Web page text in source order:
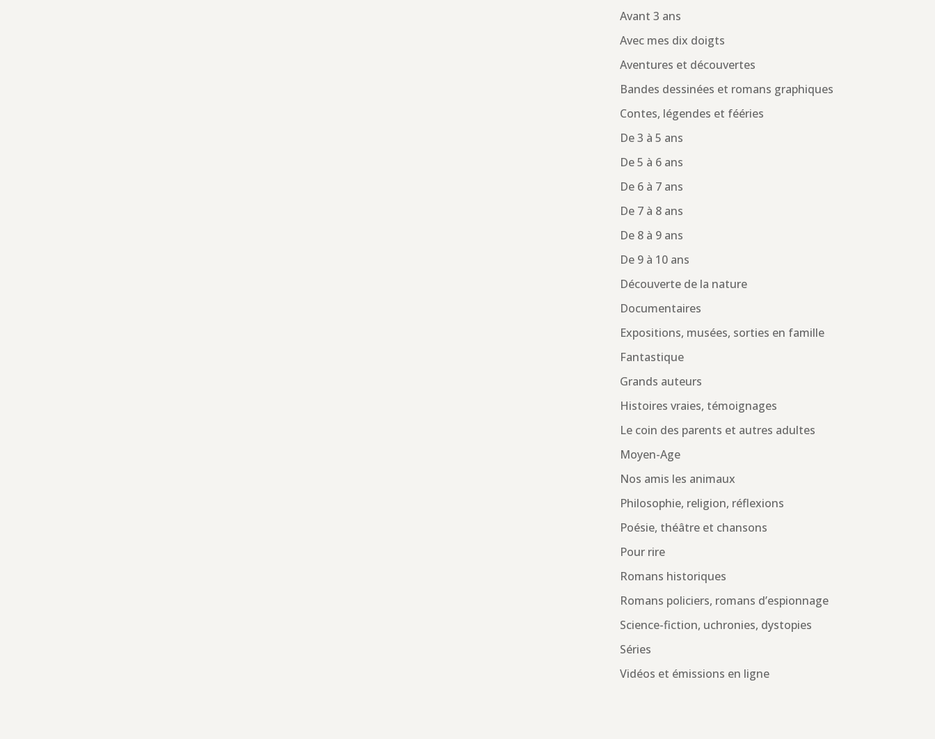
Avant 3 ans
Avec mes dix doigts
Aventures et découvertes
Bandes dessinées et romans graphiques
Contes, légendes et fééries
De 3 à 5 ans
De 5 à 6 ans
De 6 à 7 ans
De 7 à 8 ans
De 8 à 9 ans
De 9 à 10 ans
Découverte de la nature
Documentaires
Expositions, musées, sorties en famille
Fantastique
Grands auteurs
Histoires vraies, témoignages
Le coin des parents et autres adultes
Moyen-Age
Nos amis les animaux
Philosophie, religion, réflexions
Poésie, théâtre et chansons
Pour rire
Romans historiques
Romans policiers, romans d’espionnage
Science-fiction, uchronies, dystopies
Séries
Vidéos et émissions en ligne